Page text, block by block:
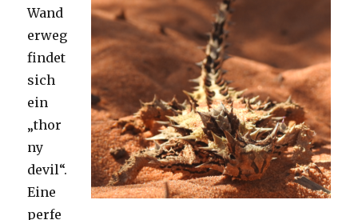
Wand
erweg
findet
sich
ein
„thor
ny
devil“.
Eine
perfe